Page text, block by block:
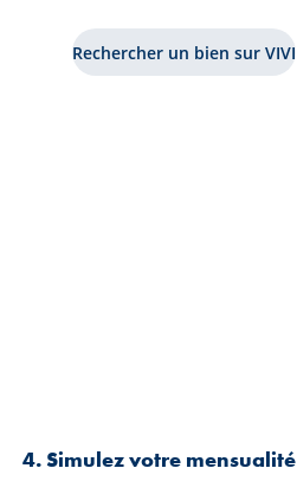
Rechercher un bien sur VIVI
4. Simulez votre mensualité